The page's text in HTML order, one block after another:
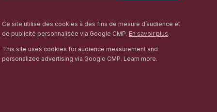
Ce site utilise des cookies à des fins de mesure d’audience et
de publicité personnalisée via Google CMP. En savoir plus.
This site uses cookies for audience measurement and
personalized advertising via Google CMP. Learn more.